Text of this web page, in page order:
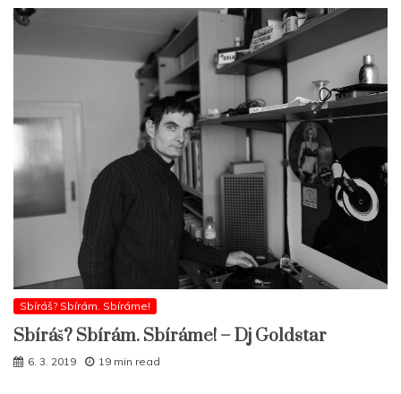
Sbíráš? Sbírám. Sbíráme!
Sbíráš? Sbírám. Sbíráme! – Dj Goldstar
6. 3. 2019 19 min read